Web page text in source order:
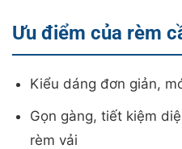
Ưu điểm của rèm
Kiểu dáng đơn giản,
Gọn gàng, tiết kiệm
rèm vải